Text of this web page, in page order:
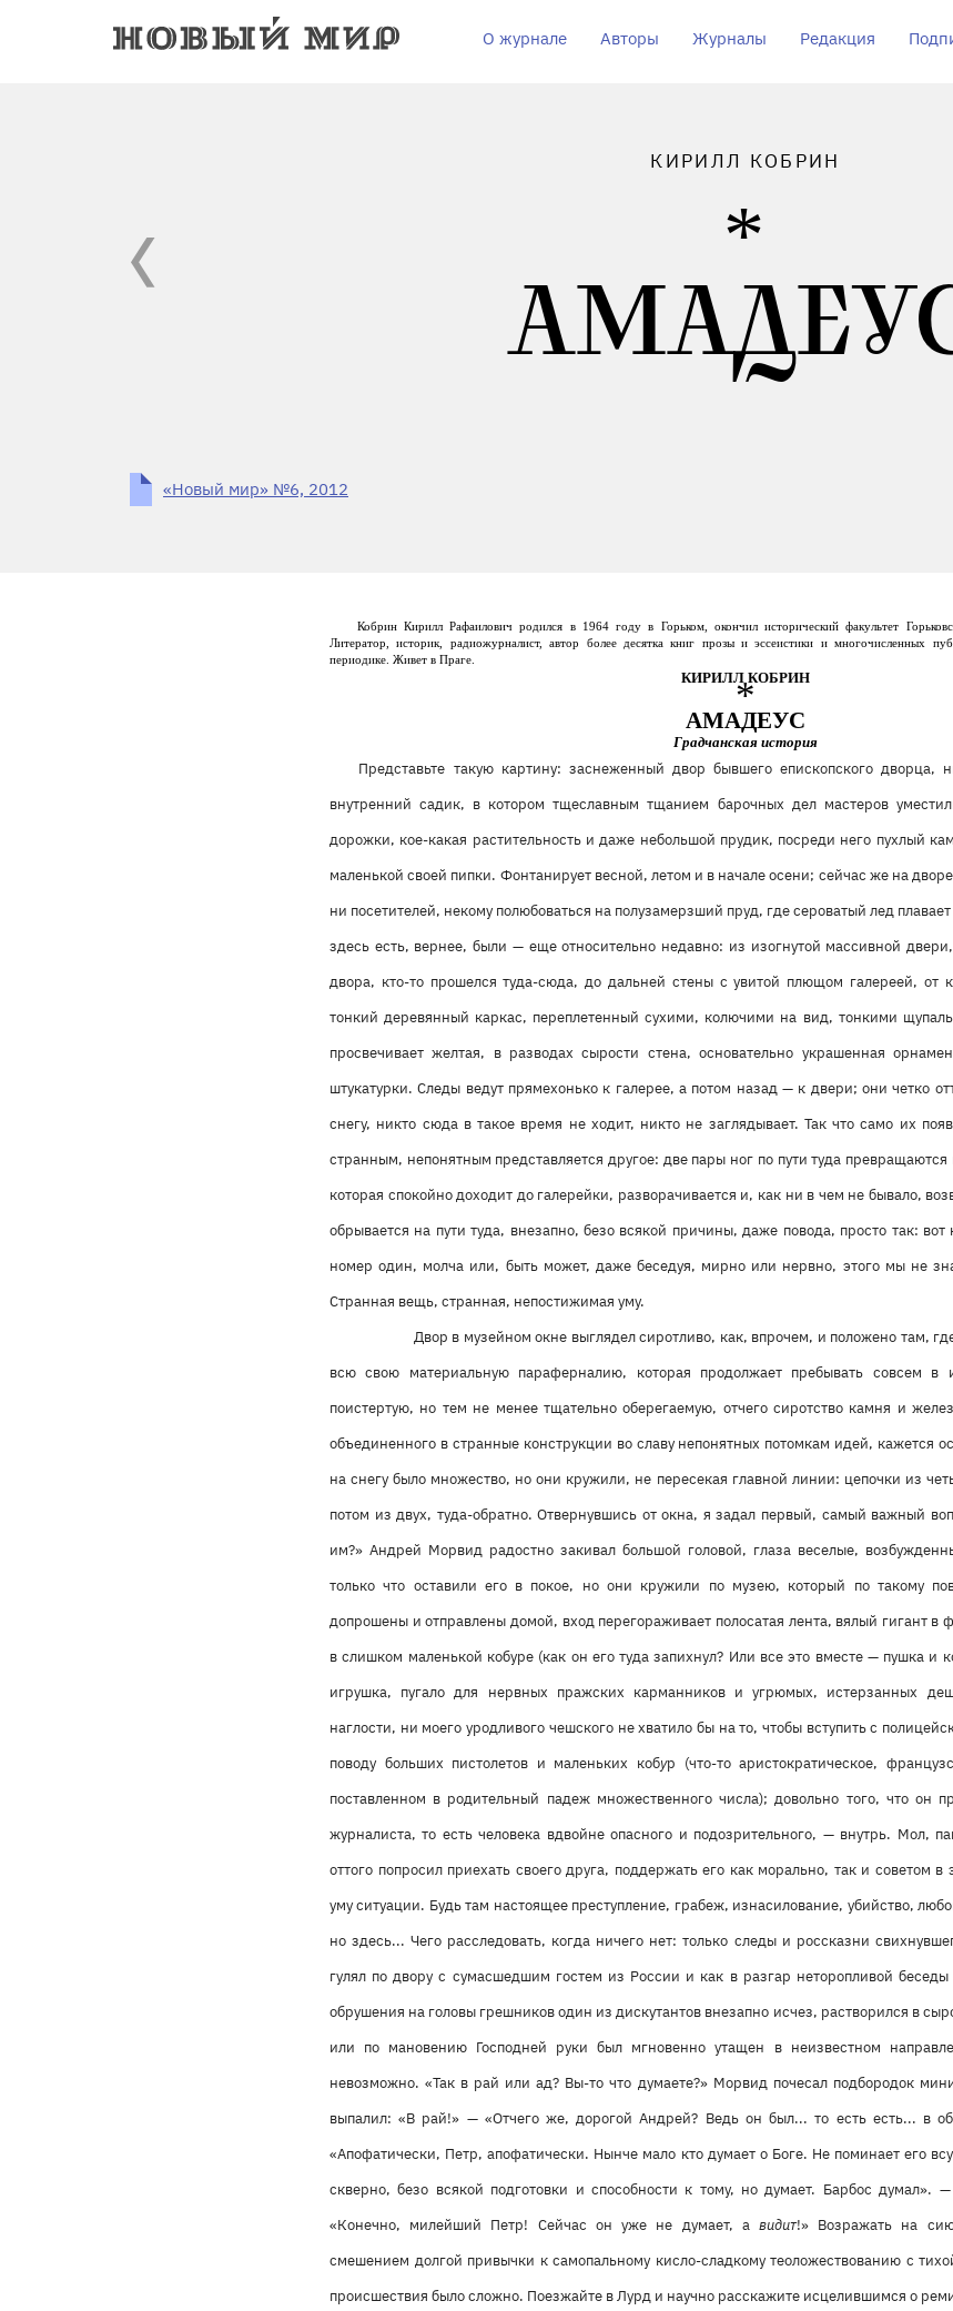
О журнале Авторы Журналы Редакция
КИРИЛЛ КОБРИН
«Новый мир» №6, 2012
Кобрин Кирилл Рафаилович родился в 1964 году в Горьком, окончил исторический факультет
Литератор, историк, радиожурналист, автор более десятка книг прозы и эссеистики и многочисленных
периодике. Живет в Праге.
КИРИЛЛ КОБРИН
*
АМАДЕУС
Градчанская история
Представьте такую картину: заснеженный двор бывшего епископского
внутренний садик, в котором тщеславным тщанием барочных дел мастеров
дорожки, кое-какая растительность и даже небольшой прудик, посреди него пухлый
маленькой своей пипки. Фонтанирует весной, летом и в начале осени; сейчас же на
ни посетителей, некому полюбоваться на полузамерзший пруд, где сероватый лед
здесь есть, вернее, были — еще относительно недавно: из изогнутой массивной
двора, кто-то прошелся туда-сюда, до дальней стены с увитой плющом галереей, от
тонкий деревянный каркас, переплетенный сухими, колючими на вид, тонкими
просвечивает желтая, в разводах сырости стена, основательно украшенная
штукатурки. Следы ведут прямехонько к галерее, а потом назад — к двери; они четко
снегу, никто сюда в такое время не ходит, никто не заглядывает. Так что само их
странным, непонятным представляется другое: две пары ног по пути туда
которая спокойно доходит до галерейки, разворачивается и, как ни в чем не бывало,
обрывается на пути туда, внезапно, безо всякой причины, даже повода, просто так:
номер один, молча или, быть может, даже беседуя, мирно или нервно, этого мы не
Странная вещь, странная, непостижимая уму.
Двор в музейном окне выглядел сиротливо, как, впрочем, и положено там,
всю свою материальную параферналию, которая продолжает пребывать совсем
поистертую, но тем не менее тщательно оберегаемую, отчего сиротство камня и
объединенного в странные конструкции во славу непонятных потомкам идей, кажется
на снегу было множество, но они кружили, не пересекая главной линии: цепочки из
потом из двух, туда-обратно. Отвернувшись от окна, я задал первый, самый важный
им?» Андрей Морвид радостно закивал большой головой, глаза веселые,
только что оставили его в покое, но они кружили по музею, который по такому
допрошены и отправлены домой, вход перегораживает полосатая лента, вялый гигант в
в слишком маленькой кобуре (как он его туда запихнул? Или все это вместе — пушка и
игрушка, пугало для нервных пражских карманников и угрюмых, истерзанных
наглости, ни моего уродливого чешского не хватило бы на то, чтобы вступить с
поводу больших пистолетов и маленьких кобур (что-то аристократическое,
поставленном в родительный падеж множественного числа); довольно того, что он
журналиста, то есть человека вдвойне опасного и подозрительного, — внутрь. Мол,
оттого попросил приехать своего друга, поддержать его как морально, так и советом
уму ситуации. Будь там настоящее преступление, грабеж, изнасилование, убийство,
но здесь... Чего расследовать, когда ничего нет: только следы и россказни
гулял по двору с сумасшедшим гостем из России и как в разгар неторопливой
обрушения на головы грешников один из дискутантов внезапно исчез, растворился в
или по мановению Господней руки был мгновенно утащен в неизвестном
невозможно. «Так в рай или ад? Вы-то что думаете?» Морвид почесал подбородок
выпалил: «В рай!» — «Отчего же, дорогой Андрей? Ведь он был... то есть есть... в
«Апофатически, Петр, апофатически. Нынче мало кто думает о Боге. Не поминает его
скверно, безо всякой подготовки и способности к тому, но думает. Барбос
«Конечно, милейший Петр! Сейчас он уже не думает, а видит!» Возражать на
смешением долгой привычки к самопальному кисло-сладкому теоложествованию с
происшествия было сложно. Поезжайте в Лурд и научно расскажите исцелившимся о